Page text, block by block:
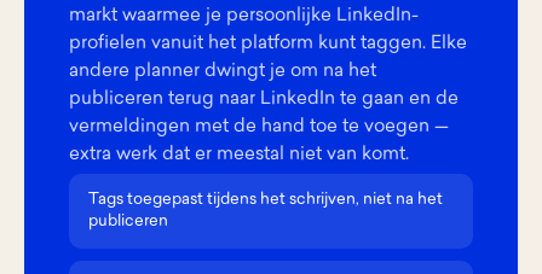
markt waarmee je persoonlijke LinkedIn-
profielen vanuit het platform kunt taggen. Elke
andere planner dwingt je om na het
publiceren terug naar LinkedIn te gaan en de
vermeldingen met de hand toe te voegen —
extra werk dat er meestal niet van komt.
Tags toegepast tijdens het schrijven, niet na het
publiceren